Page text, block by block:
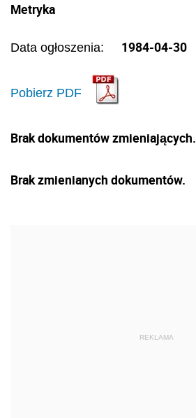
Metryka
Data ogłoszenia: 1984-04-30
Pobierz PDF
Brak dokumentów zmieniających.
Brak zmienianych dokumentów.